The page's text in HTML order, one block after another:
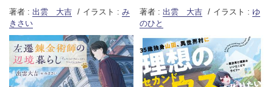
著者 : 出雲 大吉 イラスト : み
きさい
著者 : 出雲 大吉 イラスト : ゆ
のひと